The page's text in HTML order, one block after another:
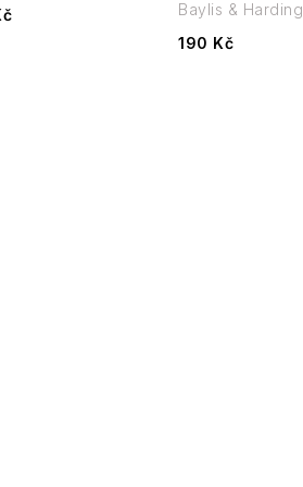
190 Kč
Baylis & Harding